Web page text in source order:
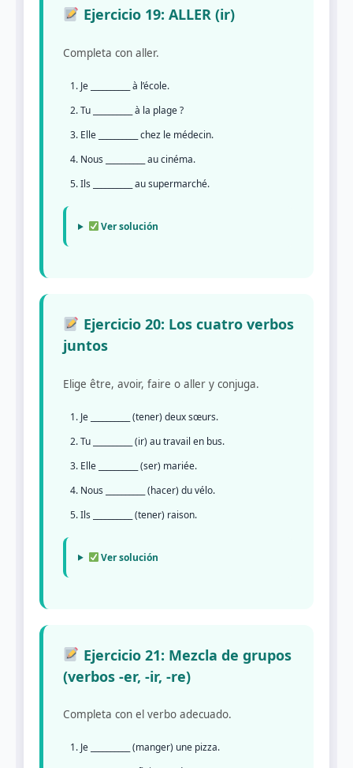
Ejercicio 19: ALLER (ir)
Completa con aller.
Je __________ à l’école.
Tu __________ à la plage ?
Elle __________ chez le médecin.
Nous __________ au cinéma.
Ils __________ au supermarché.
Ver solución
Ejercicio 20: Los cuatro verbos
juntos
Elige être, avoir, faire o aller y conjuga.
Je __________ (tener) deux sœurs.
Tu __________ (ir) au travail en bus.
Elle __________ (ser) mariée.
Nous __________ (hacer) du vélo.
Ils __________ (tener) raison.
Ver solución
Ejercicio 21: Mezcla de grupos
(verbos -er, -ir, -re)
Completa con el verbo adecuado.
Je __________ (manger) une pizza.